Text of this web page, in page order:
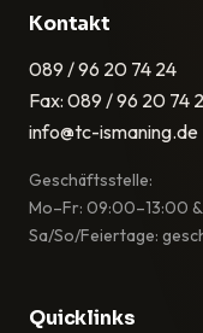
Kontakt
089 / 96 20 74 24
Fax: 089 / 96 20 74
info@tc-ismaning.de
Geschäftsstelle:
Mo–Fr: 09:00–13:00
Sa/So/Feiertage:
Quicklinks